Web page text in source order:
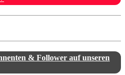
& Follower auf unseren